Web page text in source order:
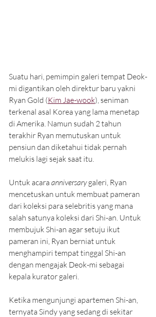
Suatu hari, pemimpin galeri tempat Deok-
mi digantikan oleh direktur baru yakni
Ryan Gold (Kim Jae-wook), seniman
terkenal asal Korea yang lama menetap
di Amerika. Namun sudah 2 tahun
terakhir Ryan memutuskan untuk
pensiun dan diketahui tidak pernah
melukis lagi sejak saat itu.
Untuk acara anniversary galeri, Ryan
mencetuskan untuk membuat pameran
dari koleksi para selebritis yang mana
salah satunya koleksi dari Shi-an. Untuk
membujuk Shi-an agar setuju ikut
pameran ini, Ryan berniat untuk
menghampiri tempat tinggal Shi-an
dengan mengajak Deok-mi sebagai
kepala kurator galeri.
Ketika mengunjungi apartemen Shi-an,
ternyata Sindy yang sedang di sekitar